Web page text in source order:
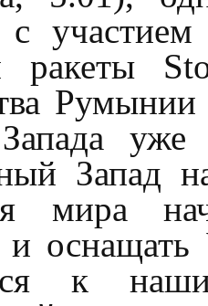
с
ракеты
Запад
мира
и
к